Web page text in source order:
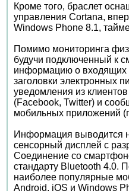
Кроме того, браслет
управления Cortana,
Windows Phone 8.1,
Помимо мониторинга
будучи подключенный к
информацию о входящих
заголовки электронных
уведомления из
(Facebook, Twitter) и
мобильных приложений
Информация выводится
сенсорный дисплей с
Соединение со
стандарту Bluetooth 4.0.
наиболее популярные
Android, iOS и Windows